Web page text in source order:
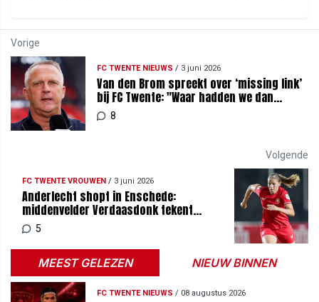
Vorige
FC TWENTE NIEUWS / 3 juni 2026
Van den Brom spreekt over ‘missing link’
bij FC Twente: "Waar hadden we dan
gestaan?"
8
Volgende
FC TWENTE VROUWEN / 3 juni 2026
Anderlecht shopt in Enschede:
middenvelder Verdaasdonk tekent
meerjarig contract
5
MEEST GELEZEN NIEUW BINNEN
FC TWENTE NIEUWS / 08 augustus 2026